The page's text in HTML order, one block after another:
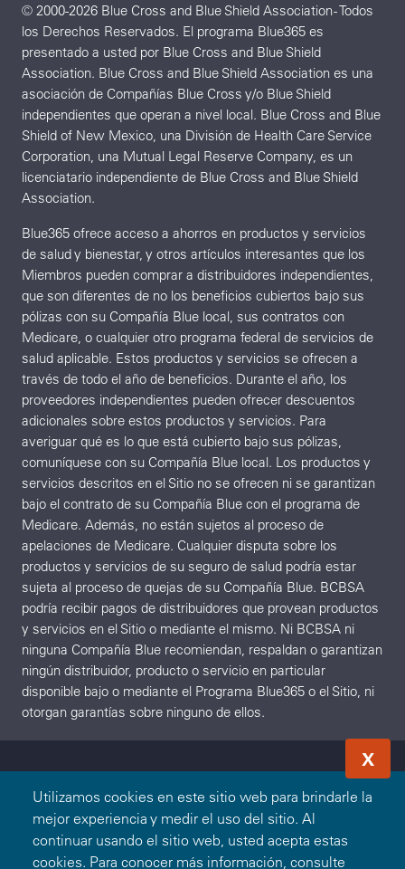
Utilizamos cookies en este sitio web para brindarle la
mejor experiencia y medir el uso del sitio. Al
continuar usando el sitio web, usted acepta estas
cookies. Para conocer más información, consulte
X
© 2000-2026 Blue Cross and Blue Shield Association - Todos
los Derechos Reservados. El programa Blue365 es
presentado a usted por Blue Cross and Blue Shield
Association. Blue Cross and Blue Shield Association es una
asociación de Compañías Blue Cross y/o Blue Shield
independientes que operan a nivel local. Blue Cross and Blue
Shield of New Mexico, una División de Health Care Service
Corporation, una Mutual Legal Reserve Company, es un
licenciatario independiente de Blue Cross and Blue Shield
Association.
Blue365 ofrece acceso a ahorros en productos y servicios
de salud y bienestar, y otros artículos interesantes que los
Miembros pueden comprar a distribuidores independientes,
que son diferentes de no los beneficios cubiertos bajo sus
pólizas con su Compañía Blue local, sus contratos con
Medicare, o cualquier otro programa federal de servicios de
salud aplicable. Estos productos y servicios se ofrecen a
través de todo el año de beneficios. Durante el año, los
proveedores independientes pueden ofrecer descuentos
adicionales sobre estos productos y servicios. Para
averiguar qué es lo que está cubierto bajo sus pólizas,
comuníquese con su Compañía Blue local. Los productos y
servicios descritos en el Sitio no se ofrecen ni se garantizan
bajo el contrato de su Compañía Blue con el programa de
Medicare. Además, no están sujetos al proceso de
apelaciones de Medicare. Cualquier disputa sobre los
productos y servicios de su seguro de salud podría estar
sujeta al proceso de quejas de su Compañía Blue. BCBSA
podría recibir pagos de distribuidores que provean productos
y servicios en el Sitio o mediante el mismo. Ni BCBSA ni
ninguna Compañía Blue recomiendan, respaldan o garantizan
ningún distribuidor, producto o servicio en particular
disponible bajo o mediante el Programa Blue365 o el Sitio, ni
otorgan garantías sobre ninguno de ellos.